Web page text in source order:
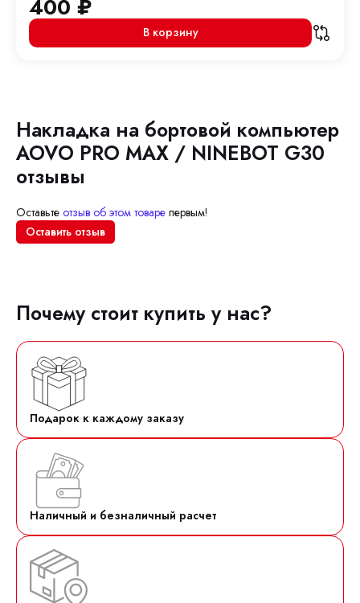
400 ₽
В корзину
Накладка на бортовой компьютер
AOVO PRO MAX / NINEBOT G30
отзывы
Оставьте отзыв об этом товаре первым!
Оставить отзыв
Почему стоит купить у нас?
Подарок к каждому заказу
Наличный и безналичный расчет